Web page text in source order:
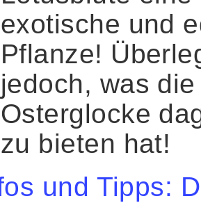
exotische und
Pflanze!
jedoch, was die
Osterglocke
zu bieten hat!
und Tipps: